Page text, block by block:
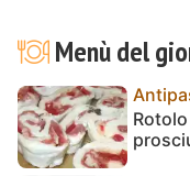
Menù del